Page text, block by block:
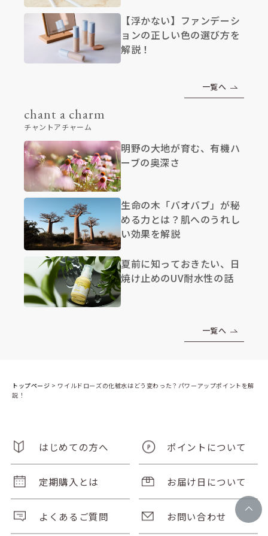
【浮かない】ファンデーシ
ョンの正しい色の選び方を
解説！
一覧へ
chant a charm
チャントアチャーム
明野の大地が育む、有機ハ
ーブの奥深さ
生命の木「バオバブ」が秘
める力とは？肌へのうれし
い効果を解説
夏前に知っておきたい、日
焼け止めのUV耐水性の話
一覧へ
トップページ > ワイルドローズの化粧水はどう変わった？パワーアップポイントを解
説！
はじめての方へ ポイントについて
定期購入とは お届け日について
よくあるご質問 お問い合わせ